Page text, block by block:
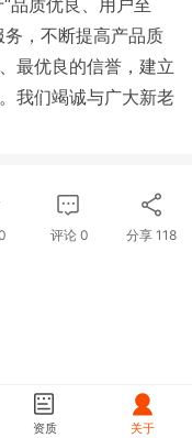
品质优良、用户至
，不断提高产品质
最优良的信誉，建立
我们竭诚与广大新老
评论 0 分享 118
资质 关于